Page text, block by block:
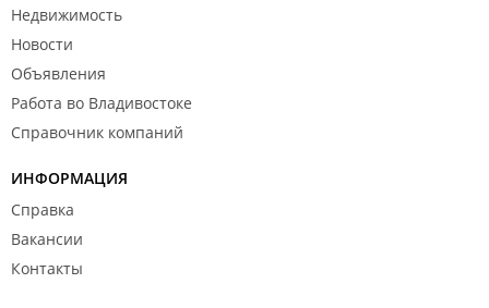
Недвижимость
Новости
Объявления
Работа во Владивостоке
Справочник компаний
ИНФОРМАЦИЯ
Справка
Вакансии
Контакты